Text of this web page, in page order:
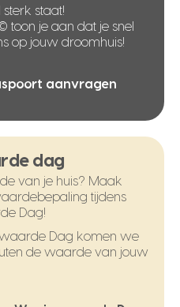
sterk staat!
toon je aan dat je snel
op jouw droomhuis!
aanvragen
dag
van je huis? Maak
tijdens
Dag!
Dag komen we
de waarde van jouw